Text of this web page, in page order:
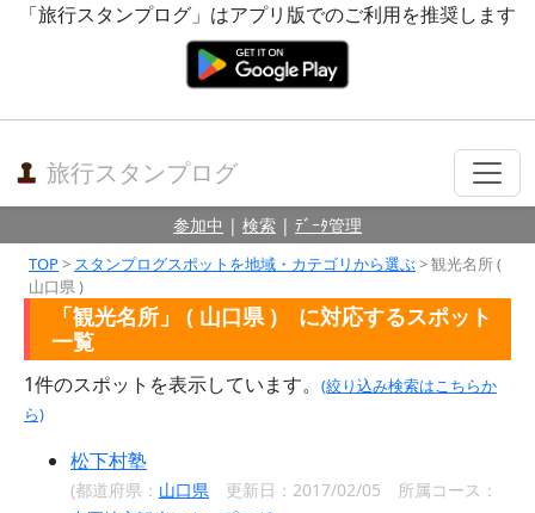
「旅行スタンプログ」はアプリ版でのご利用を推奨します
旅行スタンプログ
参加中 | 検索 | ﾃﾞｰﾀ管理
TOP> スタンプログスポットを地域・カテゴリから選ぶ> 観光名所 (
山口県 )
「観光名所」 ( 山口県 ) に対応するスポット
一覧
1件のスポットを表示しています。
(絞り込み検索はこちらか
ら)
松下村塾
(都道府県： 山口県 更新日：2017/02/05 所属コース：